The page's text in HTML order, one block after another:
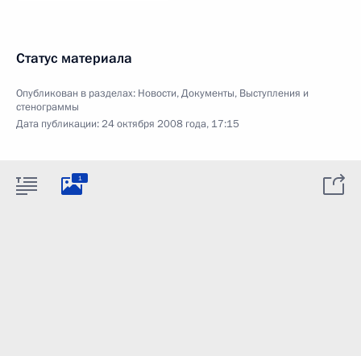
Статус материала
Опубликован в разделах: Новости,Документы, Выступления и
стенограммы
Дата публикации:24 октября 2008 года, 17:15
1